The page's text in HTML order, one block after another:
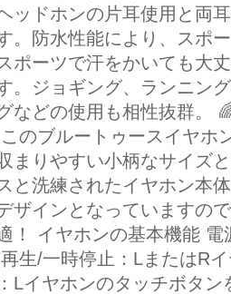
ッドホンの片耳使用と両
。防水性能により、スポ
ポーツで汗をかいても大
。ジョギング、ランニン
などの使用も相性抜群。
のブルートゥースイヤホ
まりやすい小柄なサイズ
と洗練されたイヤホン本
ザインとなっていますの
！ イヤホンの基本機能
生/一時停止：LまたはR
Lイヤホンのタッチボタ